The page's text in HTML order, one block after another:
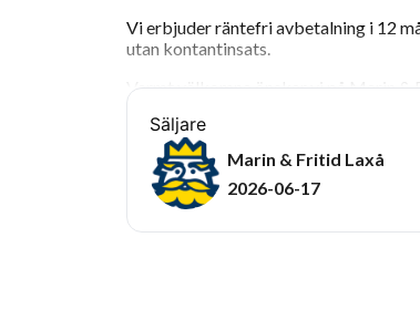
Vi erbjuder räntefri avbetalning i 12
utan kontantinsats.
Varmt välkomna önskar vi på Marin &
Säljare
Marin & Fritid Laxå
2026-06-17